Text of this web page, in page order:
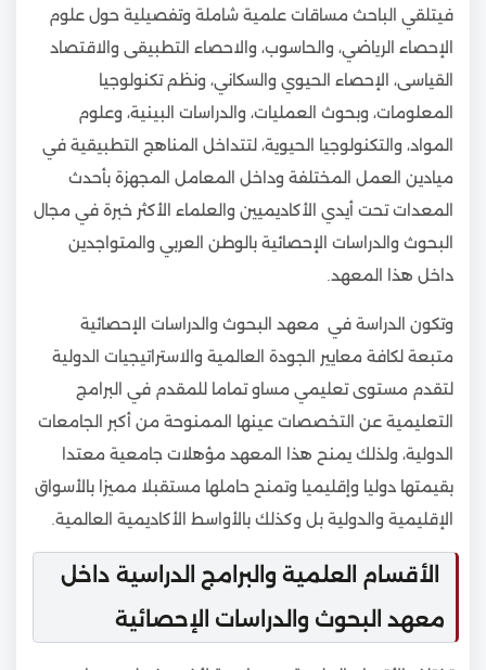
فيتلقي الباحث مساقات علمية شاملة وتفصيلية حول علوم
الإحصاء الرياضي، والحاسوب، والاحصاء التطبيقى والاقتصاد
القياسى، الإحصاء الحيوي والسكاني، ونظم تكنولوجيا
المعلومات، وبحوث العمليات، والدراسات البينية، وعلوم
المواد، والتكنولوجيا الحيوية، لتتداخل المناهج التطبيقية في
ميادين العمل المختلفة وداخل المعامل المجهزة بأحدث
المعدات تحت أيدي الأكاديميين والعلماء الأكثر خبرة في مجال
البحوث والدراسات الإحصائية بالوطن العربي والمتواجدين
داخل هذا المعهد.
وتكون الدراسة في معهد البحوث والدراسات الإحصائية
متبعة لكافة معايير الجودة العالمية والاستراتيجيات الدولية
لتقدم مستوى تعليمي مساو تماما للمقدم في البرامج
التعليمية عن التخصصات عينها الممنوحة من أكبر الجامعات
الدولية، ولذلك يمنح هذا المعهد مؤهلات جامعية معتدا
بقيمتها دوليا وإقليميا وتمنح حاملها مستقبلا مميزا بالأسواق
الإقليمية والدولية بل وكذلك بالأواسط الأكاديمية العالمية.
الأقسام العلمية والبرامج الدراسية داخل
معهد البحوث والدراسات الإحصائية